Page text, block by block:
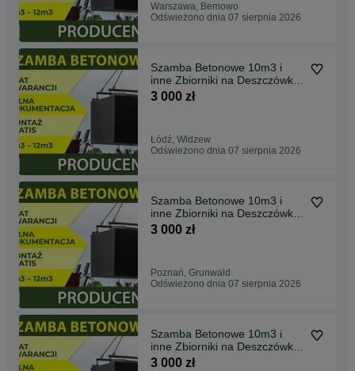
Warszawa, Bemowo
Odświeżono dnia 07 sierpnia 2026
Szamba Betonowe 10m3 i
inne Zbiorniki na Deszczówkę,
SZAMBO , Piwnica
3 000 zł
Łódź, Widzew
Odświeżono dnia 07 sierpnia 2026
Szamba Betonowe 10m3 i
inne Zbiorniki na Deszczówkę,
SZAMBO , Piwnica
3 000 zł
Poznań, Grunwald
Odświeżono dnia 07 sierpnia 2026
Szamba Betonowe 10m3 i
inne Zbiorniki na Deszczówkę,
SZAMBO , Piwnica
3 000 zł